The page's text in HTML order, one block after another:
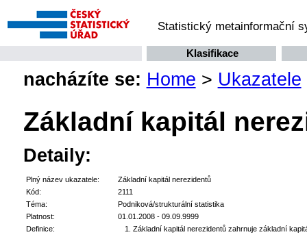
Statistický metainformační
Klasifikace
nacházíte se: Home > Ukazatele
Základní kapitál
Detaily:
Plný název ukazatele:
Základní kapitál nerezidentů
Kód:
2111
Téma:
Podniková/strukturální statistika
Platnost:
01.01.2008 - 09.09.9999
Definice:
Základní kapitál nerezidentů zahrnuje základní